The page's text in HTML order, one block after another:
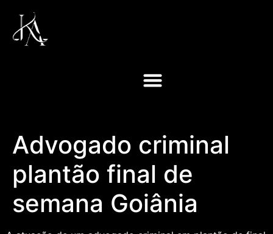
Advogado criminal
plantão final de
semana Goiânia